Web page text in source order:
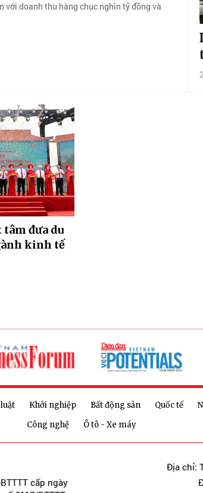
với doanh thu hàng chục nghìn tỷ đồng và
tâm đưa du
kinh tế
Khởi nghiệp Bất động sản Quốc tế
Công nghệ
Ô tô - Xe máy
cấp ngày
Địa chỉ: